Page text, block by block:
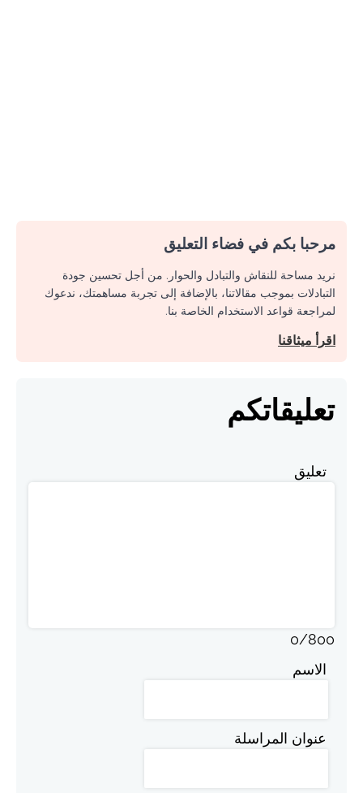
مرحبا بكم في فضاء التعليق
نريد مساحة للنقاش والتبادل والحوار. من أجل تحسين جودة
التبادلات بموجب مقالاتنا، بالإضافة إلى تجربة مساهمتك، ندعوك
لمراجعة قواعد الاستخدام الخاصة بنا.
اقرأ ميثاقنا
تعليقاتكم
تعليق
0/800
الاسم
عنوان المراسلة